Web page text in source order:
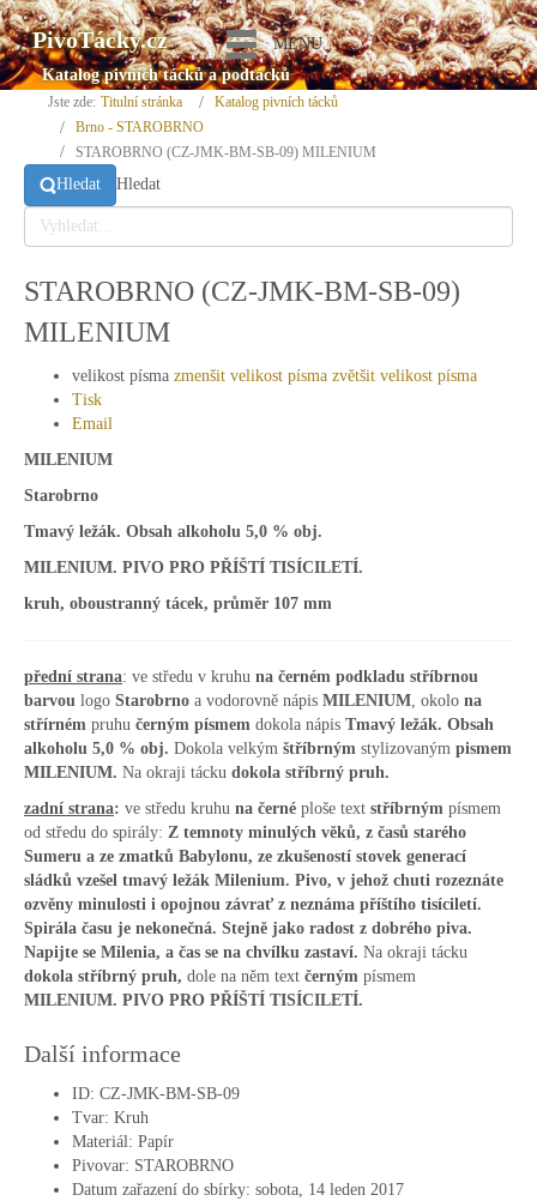
MENU
Katalog pivních tácků a podtácků
PivoTácky.cz
Jste zde: Titulní stránka
Katalog pivních tácků
Brno - STAROBRNO
STAROBRNO (CZ-JMK-BM-SB-09) MILENIUM
Hledat Hledat
STAROBRNO (CZ-JMK-BM-SB-09)
MILENIUM
velikost písma zmenšit velikost písma zvětšit velikost písma
Tisk
Email
MILENIUM
Starobrno
Tmavý ležák. Obsah alkoholu 5,0 % obj.
MILENIUM. PIVO PRO PŘÍŠTÍ TISÍCILETÍ.
kruh, oboustranný tácek, průměr 107 mm
přední strana: ve středu v kruhu na černém podkladu stříbrnou
barvou logo Starobrno a vodorovně nápis MILENIUM, okolo na
střírném pruhu černým písmem dokola nápis Tmavý ležák. Obsah
alkoholu 5,0 % obj. Dokola velkým štříbrným stylizovaným pismem
MILENIUM. Na okraji tácku dokola stříbrný pruh.
zadní strana: ve středu kruhu na černé ploše text stříbrným písmem
od středu do spirály: Z temnoty minulých věků, z časů starého
Sumeru a ze zmatků Babylonu, ze zkušeností stovek generací
sládků vzešel tmavý ležák Milenium. Pivo, v jehož chuti rozeznáte
ozvěny minulosti i opojnou závrať z neznáma příštího tisíciletí.
Spirála času je nekonečná. Stejně jako radost z dobrého piva.
Napijte se Milenia, a čas se na chvílku zastaví. Na okraji tácku
dokola stříbrný pruh, dole na něm text černým písmem
MILENIUM. PIVO PRO PŘÍŠTÍ TISÍCILETÍ.
Další informace
ID: CZ-JMK-BM-SB-09
Tvar: Kruh
Materiál: Papír
Pivovar: STAROBRNO
Datum zařazení do sbírky: sobota, 14 leden 2017